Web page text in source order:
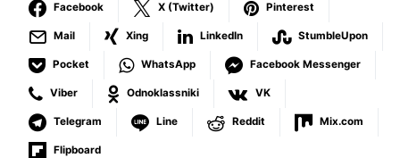
Facebook X (Twitter) Pinterest
Mail Xing LinkedIn StumbleUpon
Pocket WhatsApp Facebook Messenger
Viber Odnoklassniki VK
Telegram Line Reddit Mix.com
Flipboard